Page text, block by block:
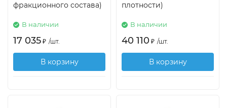
фракционного состава)
В наличии
17 035 ₽ /шт.
В корзину
плотности)
В наличии
40 110 ₽ /шт.
В корзину